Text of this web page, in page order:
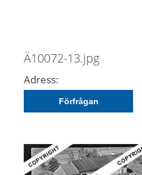
Ä10072-13.jpg
Adress:
Förfrågan